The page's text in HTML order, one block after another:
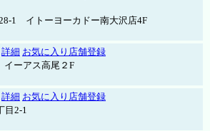
1 イトーヨーカドー南大沢店4F
詳細 お気に入り店舗登録
ーアス高尾２F
詳細 お気に入り店舗登録
目2-1